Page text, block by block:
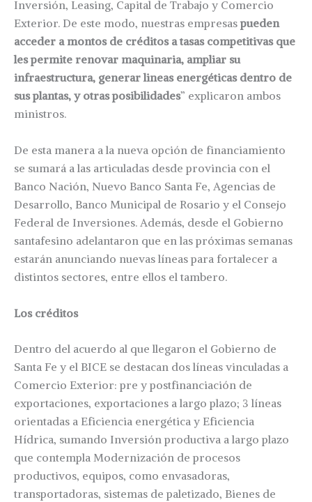
Inversión, Leasing, Capital de Trabajo y Comercio
Exterior. De este modo, nuestras empresaspueden
acceder a montos de créditos a tasas competitivas que
les permite renovar maquinaria, ampliar su
infraestructura, generar lineas energéticas dentro de
sus plantas, y otras posibilidades” explicaron ambos
ministros.
De esta manera a la nueva opción de financiamiento
se sumará a las articuladas desde provincia con el
Banco Nación, Nuevo Banco Santa Fe, Agencias de
Desarrollo, Banco Municipal de Rosario y el Consejo
Federal de Inversiones. Además, desde el Gobierno
santafesino adelantaron que en las próximas semanas
estarán anunciando nuevas líneas para fortalecer a
distintos sectores, entre ellos el tambero.
Los créditos
Dentro del acuerdo al que llegaron el Gobierno de
Santa Fe y el BICE se destacan dos líneas vinculadas a
Comercio Exterior: pre y postfinanciación de
exportaciones, exportaciones a largo plazo; 3 líneas
orientadas a Eficiencia energética y Eficiencia
Hídrica, sumando Inversión productiva a largo plazo
que contempla Modernización de procesos
productivos, equipos, como envasadoras,
transportadoras, sistemas de paletizado, Bienes de